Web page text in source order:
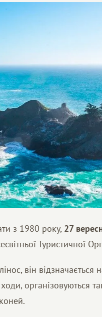
з 1980 року, 27
Туристичної
він відзначається
організовуються